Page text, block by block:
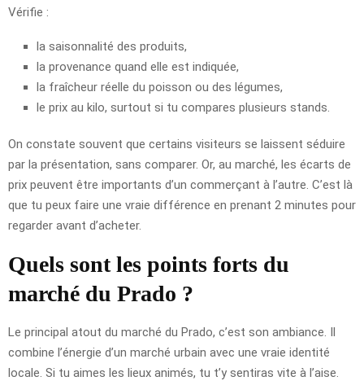
Vérifie :
la saisonnalité des produits,
la provenance quand elle est indiquée,
la fraîcheur réelle du poisson ou des légumes,
le prix au kilo, surtout si tu compares plusieurs stands.
On constate souvent que certains visiteurs se laissent séduire
par la présentation, sans comparer. Or, au marché, les écarts de
prix peuvent être importants d’un commerçant à l’autre. C’est là
que tu peux faire une vraie différence en prenant 2 minutes pour
regarder avant d’acheter.
Quels sont les points forts du
marché du Prado ?
Le principal atout du marché du Prado, c’est son ambiance. Il
combine l’énergie d’un marché urbain avec une vraie identité
locale. Si tu aimes les lieux animés, tu t’y sentiras vite à l’aise.